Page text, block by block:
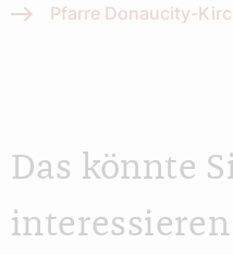
Pfarre Donaucity-
Das könnte
interessieren